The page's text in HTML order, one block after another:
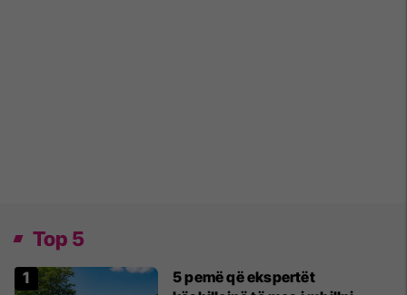
Top 5
5 pemë që ekspertët